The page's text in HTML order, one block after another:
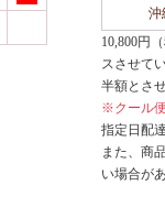
沖
10,800円
スさせて
半額とさ
※クール
指定日配
また、商
い場合が